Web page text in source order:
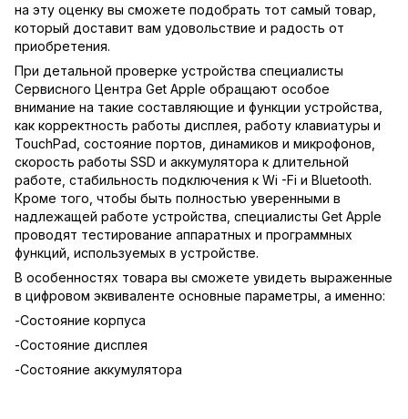
на эту оценку вы сможете подобрать тот самый товар,
который доставит вам удовольствие и радость от
приобретения.
При детальной проверке устройства специалисты
Сервисного Центра Get Apple обращают особое
внимание на такие составляющие и функции устройства,
как корректность работы дисплея, работу клавиатуры и
TouchPad, состояние портов, динамиков и микрофонов,
скорость работы SSD и аккумулятора к длительной
работе, стабильность подключения к Wi -Fi и Bluetooth.
Кроме того, чтобы быть полностью уверенными в
надлежащей работе устройства, специалисты Get Apple
проводят тестирование аппаратных и программных
функций, используемых в устройстве.
В особенностях товара вы сможете увидеть выраженные
в цифровом эквиваленте основные параметры, а именно:
-Состояние корпуса
-Состояние дисплея
-Состояние аккумулятора